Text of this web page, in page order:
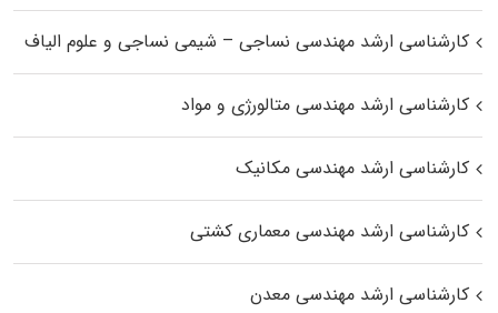
کارشناسی ارشد مهندسی نساجی – شیمی نساجی و علوم الیاف
کارشناسی ارشد مهندسی متالورژی و مواد
کارشناسی ارشد مهندسی مکانیک
کارشناسی ارشد مهندسی معماری کشتی
کارشناسی ارشد مهندسی معدن